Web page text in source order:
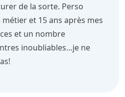
de la sorte. Perso
et 15 ans après mes
et un nombre
inoubliables…je ne